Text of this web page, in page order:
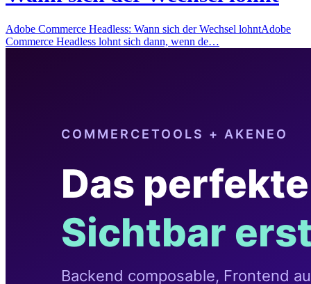
Adobe Commerce Headless: Wann sich der Wechsel lohntAdobe
Commerce Headless lohnt sich dann, wenn de…